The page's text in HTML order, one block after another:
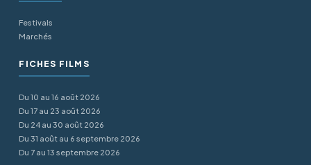
Festivals
Marchés
FICHES FILMS
Du 10 au 16 août 2026
Du 17 au 23 août 2026
Du 24 au 30 août 2026
Du 31 août au 6 septembre 2026
Du 7 au 13 septembre 2026